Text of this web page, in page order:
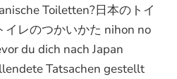
Toiletten?日本のトイ
イレのつかいかた nihon no
du dich nach Japan
Tatsachen gestellt